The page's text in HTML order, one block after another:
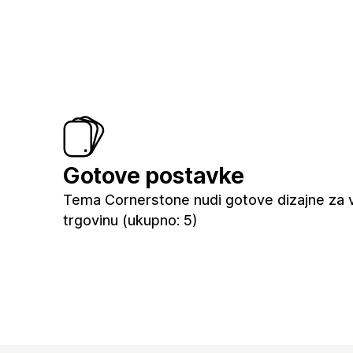
Gotove postavke
Tema Cornerstone nudi gotove dizajne za
trgovinu (ukupno: 5)